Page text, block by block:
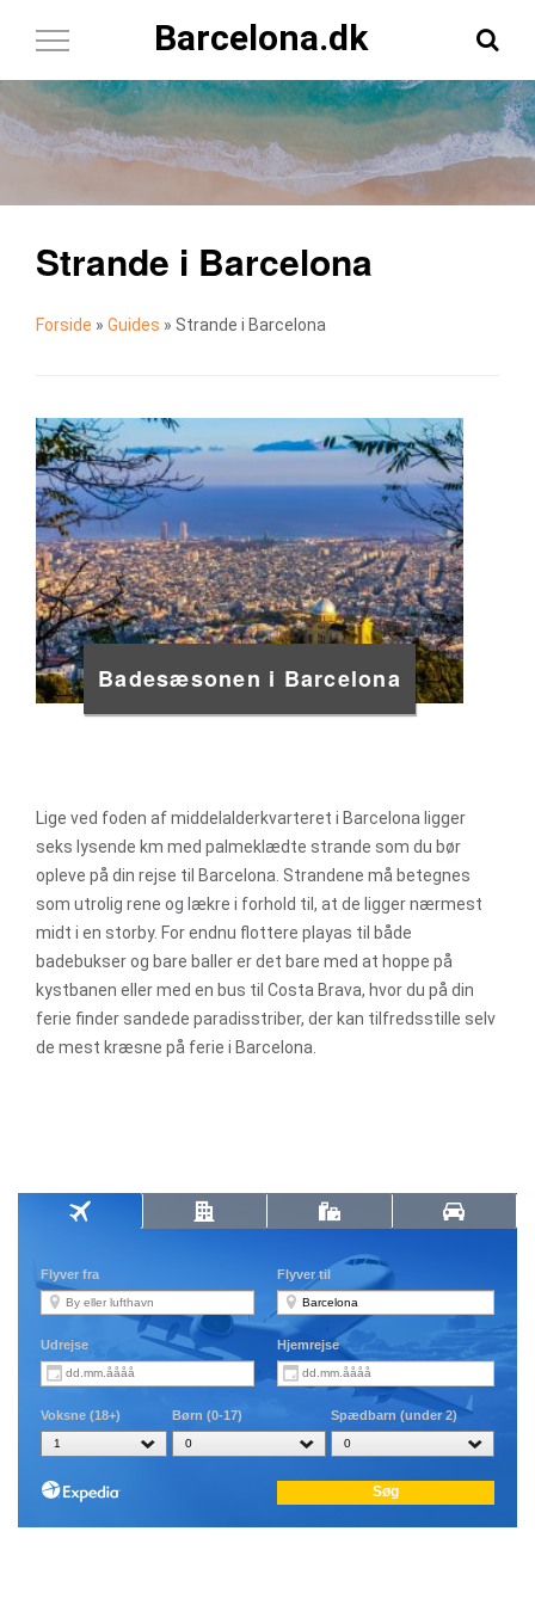
Barcelona.dk
Toggle
Strande i Barcelona
Forside » Guides » Strande i Barcelona
Badesæsonen i Barcelona
Lige ved foden af middelalderkvarteret i Barcelona ligger
seks lysende km med palmeklædte strande som du bør
opleve på din rejse til Barcelona. Strandene må betegnes
som utrolig rene og lækre i forhold til, at de ligger nærmest
midt i en storby. For endnu flottere playas til både
badebukser og bare baller er det bare med at hoppe på
kystbanen eller med en bus til Costa Brava, hvor du på din
ferie finder sandede paradisstriber, der kan tilfredsstille selv
de mest kræsne på ferie i Barcelona.